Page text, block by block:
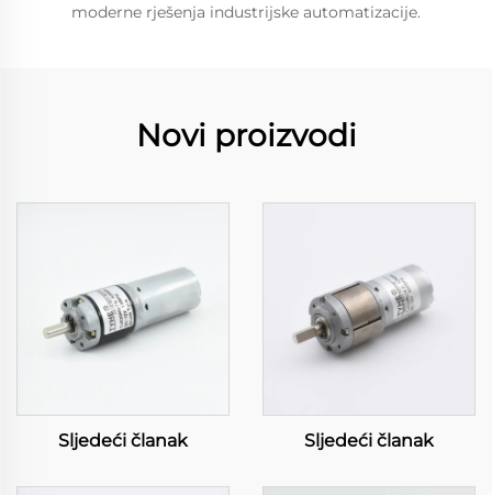
moderne rješenja industrijske automatizacije.
Novi proizvodi
Sljedeći članak Sljedeći članak